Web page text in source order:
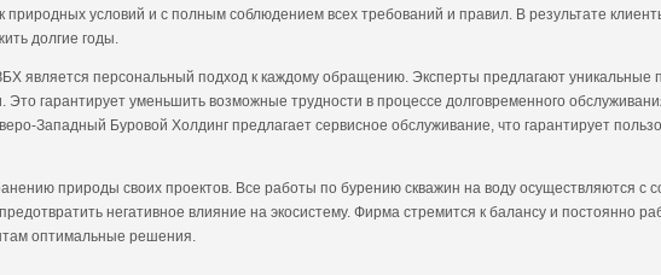
условий и с полным соблюдением всех требований и правил. В результате
долгие годы.
является персональный подход к каждому обращению. Эксперты предлагают уникальные
Это гарантирует уменьшить возможные трудности в процессе долговременного
Западный Буровой Холдинг предлагает сервисное обслуживание, что гарантирует
природы своих проектов. Все работы по бурению скважин на воду осуществляются с
негативное влияние на экосистему. Фирма стремится к балансу и постоянно
оптимальные решения.